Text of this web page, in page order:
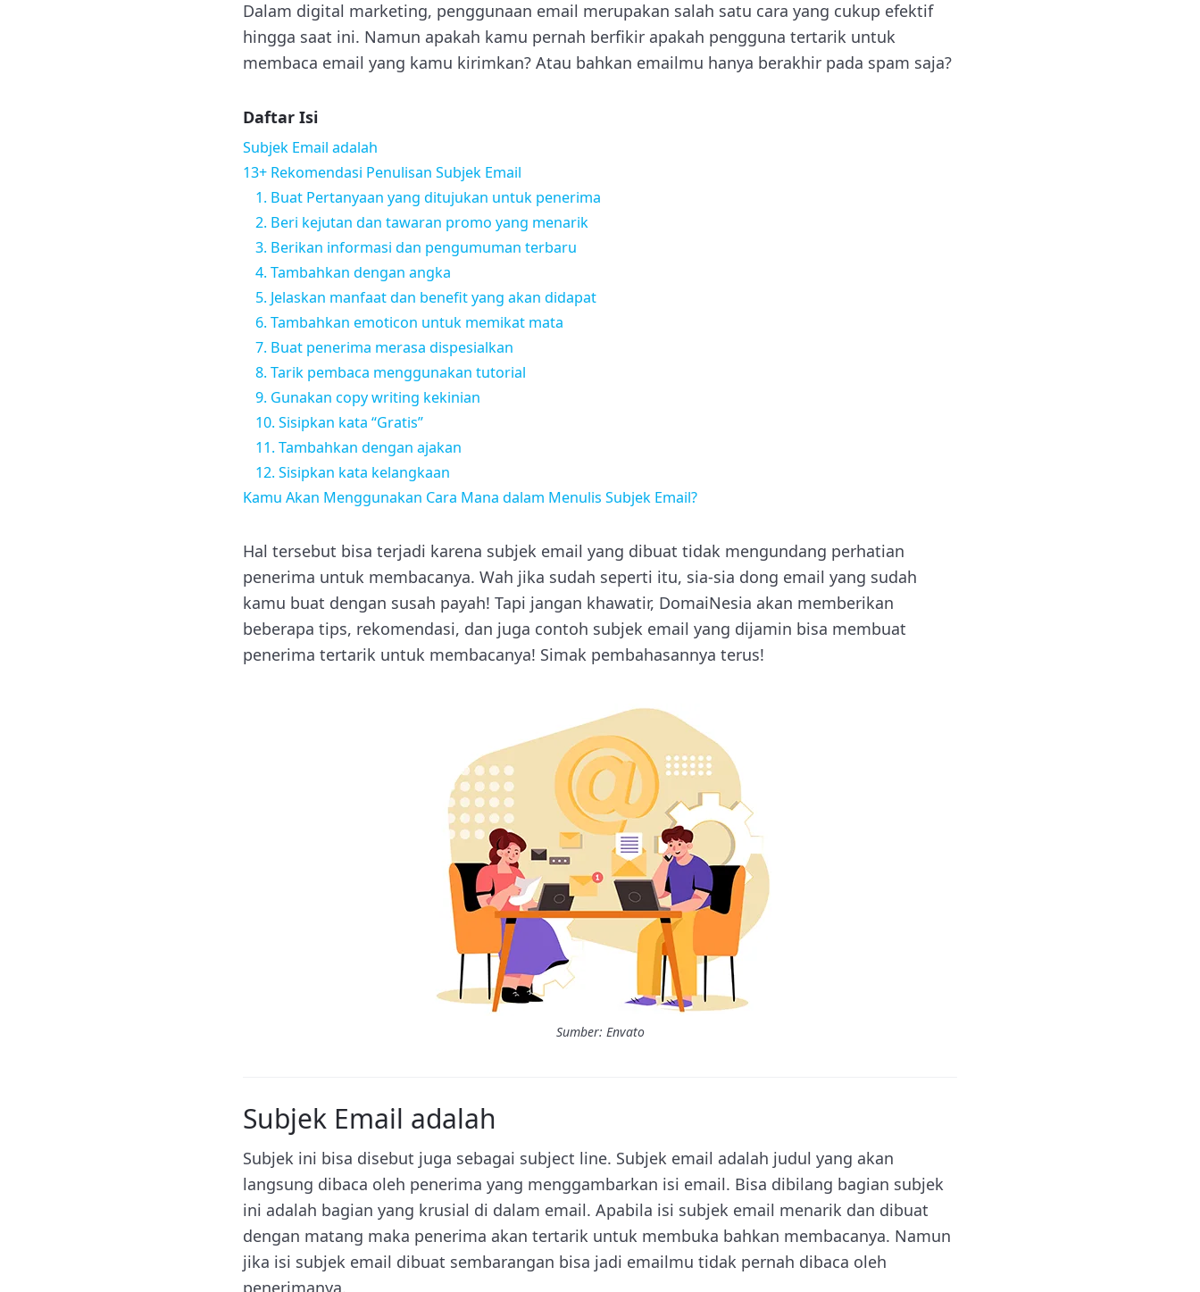
Dalam digital marketing, penggunaan email merupakan salah satu cara yang cukup efektif
hingga saat ini. Namun apakah kamu pernah berfikir apakah pengguna tertarik untuk
membaca email yang kamu kirimkan? Atau bahkan emailmu hanya berakhir pada spam saja?
Daftar Isi
Subjek Email adalah
13+ Rekomendasi Penulisan Subjek Email
1. Buat Pertanyaan yang ditujukan untuk penerima
2. Beri kejutan dan tawaran promo yang menarik
3. Berikan informasi dan pengumuman terbaru
4. Tambahkan dengan angka
5. Jelaskan manfaat dan benefit yang akan didapat
6. Tambahkan emoticon untuk memikat mata
7. Buat penerima merasa dispesialkan
8. Tarik pembaca menggunakan tutorial
9. Gunakan copy writing kekinian
10. Sisipkan kata “Gratis”
11. Tambahkan dengan ajakan
12. Sisipkan kata kelangkaan
Kamu Akan Menggunakan Cara Mana dalam Menulis Subjek Email?
Hal tersebut bisa terjadi karena subjek email yang dibuat tidak mengundang perhatian
penerima untuk membacanya. Wah jika sudah seperti itu, sia-sia dong email yang sudah
kamu buat dengan susah payah! Tapi jangan khawatir, DomaiNesia akan memberikan
beberapa tips, rekomendasi, dan juga contoh subjek email yang dijamin bisa membuat
penerima tertarik untuk membacanya! Simak pembahasannya terus!
Sumber: Envato
Subjek Email adalah
Subjek ini bisa disebut juga sebagai subject line. Subjek email adalah judul yang akan
langsung dibaca oleh penerima yang menggambarkan isi email. Bisa dibilang bagian subjek
ini adalah bagian yang krusial di dalam email. Apabila isi subjek email menarik dan dibuat
dengan matang maka penerima akan tertarik untuk membuka bahkan membacanya. Namun
jika isi subjek email dibuat sembarangan bisa jadi emailmu tidak pernah dibaca oleh
penerimanya.